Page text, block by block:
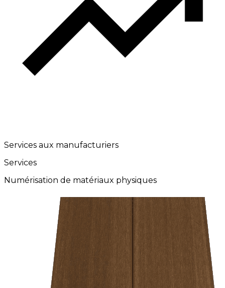
Services aux manufacturiers
Services
Numérisation de matériaux physiques